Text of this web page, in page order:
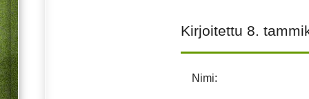
Kirjoitettu 8.
Nimi: